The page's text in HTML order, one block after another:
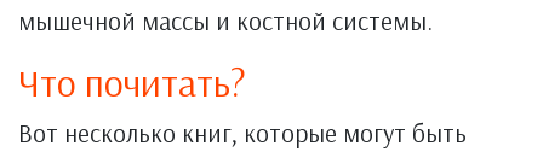
мышечной массы и костной системы.
Что почитать?
Вот несколько книг, которые могут быть